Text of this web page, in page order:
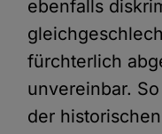
ebenfalls
fürchterlich
unvereinbar.
der